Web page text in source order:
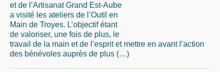
et de l’Artisanat Grand Est-Aube
a visité les ateliers de l’Outil en
Main de Troyes. L’objectif étant
de valoriser, une fois de plus, le
travail de la main et de l’esprit et mettre en avant l’action
des bénévoles auprès de plus (…)